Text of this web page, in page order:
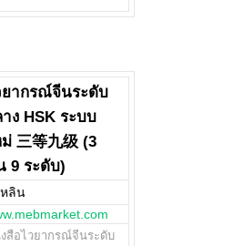
ยากรณ์จีนระดับ
ง HSK ระบบ
三等九级 (3
9 ระดับ)
ลิน
สือไวยากรณ์จีนระดับ